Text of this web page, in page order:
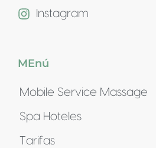
Instagram
MEnú
Mobile Service Massage
Spa Hoteles
Tarifas